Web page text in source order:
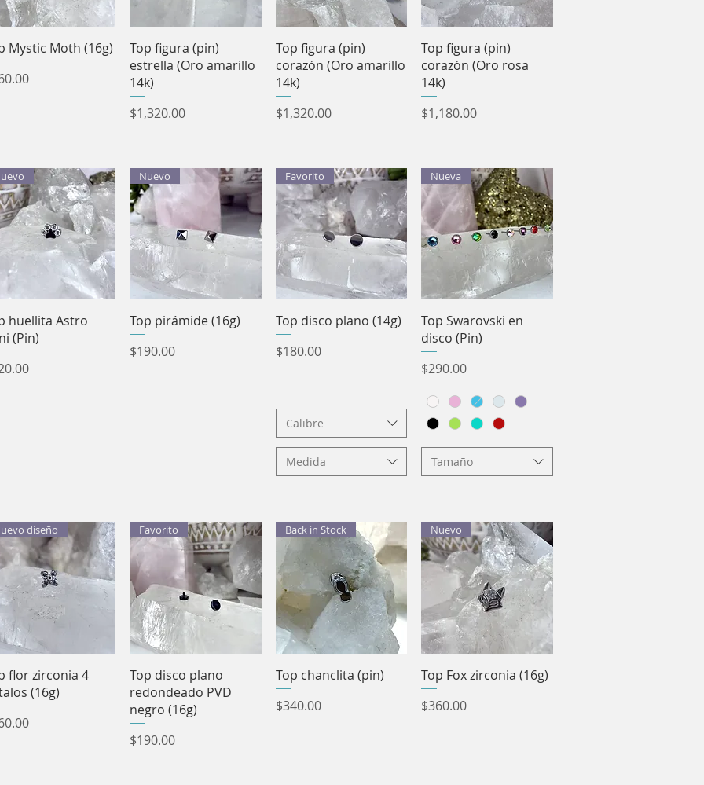
Vista rápida
Mystic Moth (16g)
Vista rápida
Top figura (pin)
estrella (Oro amarillo
14k)
Precio
$1,320.00
Vista rápida
Top figura (pin)
corazón (Oro amarillo
14k)
Precio
$1,320.00
Vista rápida
Top figura (pin)
corazón (Oro rosa
14k)
Precio
$1,180.00
Vista rápida
huellita Astro
(Pin)
Vista rápida
Nuevo
Top pirámide (16g)
Precio
$190.00
Vista rápida
Favorito
Top disco plano (14g)
Precio
$180.00
Calibre
Medida
Vista rápida
Nueva
Top Swarovski en
disco (Pin)
Precio
$290.00
Tamaño
Vista rápida
diseño
flor zirconia 4
(16g)
Vista rápida
Favorito
Top disco plano
redondeado PVD
negro (16g)
Precio
$190.00
Vista rápida
Back in Stock
Top chanclita (pin)
Precio
$340.00
Vista rápida
Nuevo
Top Fox zirconia (16g)
Precio
$360.00